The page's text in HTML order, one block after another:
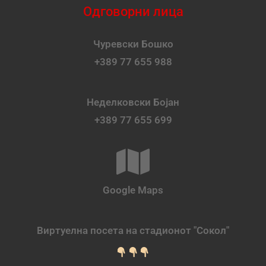
Одговорни лица
Чуревски Бошко
+389 77 655 988
Неделковски Бојан
+389 77 655 699
Google Maps
Виртуелна посета на стадионот "Сокол"